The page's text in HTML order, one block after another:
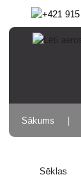
Sākums
Sēklas